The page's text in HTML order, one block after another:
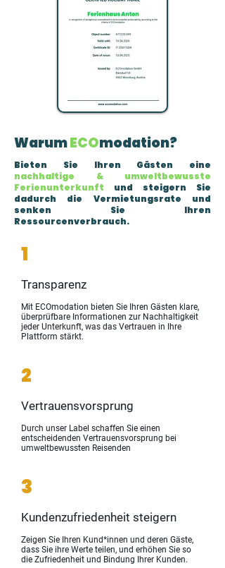
WarumECOmodation?
Bieten Sie Ihren Gästen eine
nachhaltige & umweltbewusste
Ferienunterkunft und steigern Sie
dadurch die Vermietungsrate und
senken Sie Ihren
Ressourcenverbrauch.
1
Transparenz
Mit ECOmodation bieten Sie Ihren Gästen klare,
überprüfbare Informationen zur Nachhaltigkeit
jeder Unterkunft, was das Vertrauen in Ihre
Plattform stärkt.
2
Vertrauensvorsprung
Durch unser Label schaffen Sie einen
entscheidenden Vertrauensvorsprung bei
umweltbewussten Reisenden
3
Kundenzufriedenheit steigern
Zeigen Sie Ihren Kund*innen und deren Gäste,
dass Sie ihre Werte teilen, und erhöhen Sie so
die Zufriedenheit und Bindung Ihrer Kunden.